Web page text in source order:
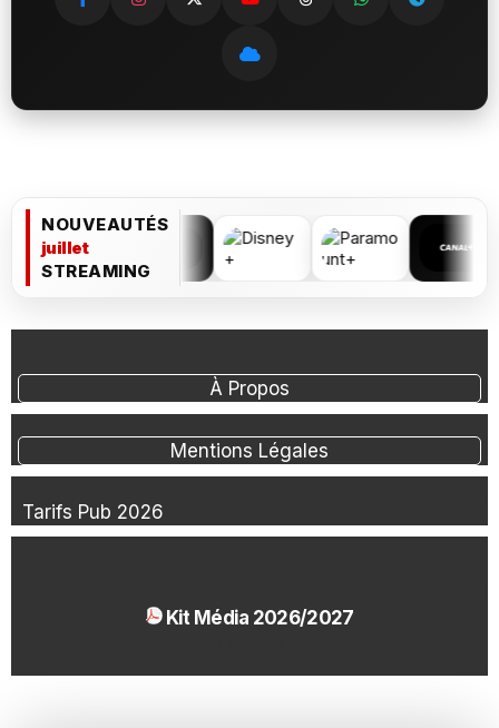
NOUVEAUTÉS
juillet
STREAMING
À Propos
Mentions Légales
Tarifs Pub 2026
Kit Média 2026/2027